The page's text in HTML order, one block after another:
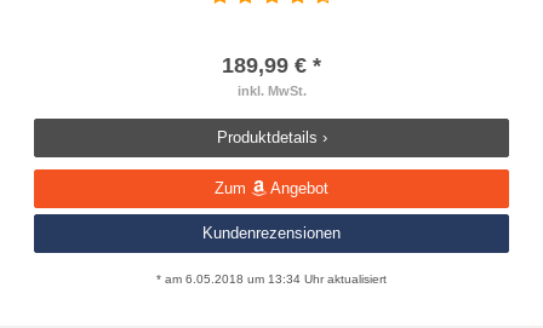
189,99 € *
inkl. MwSt.
Produktdetails ›
Zum Angebot
Kundenrezensionen
* am 6.05.2018 um 13:34 Uhr aktualisiert